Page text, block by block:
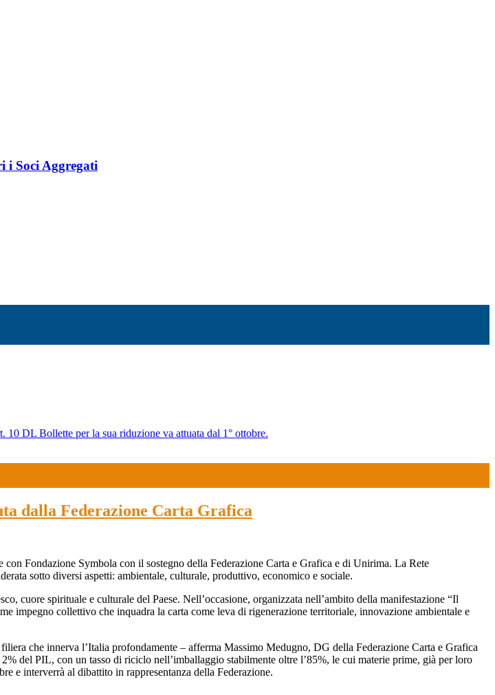
i Soci Aggregati
DL Bollette per la sua riduzione va attuata dal 1° ottobre.
dalla Federazione Carta Grafica
Fondazione Symbola con il sostegno della Federazione Carta e Grafica e di Unirima. La Rete
sotto diversi aspetti: ambientale, culturale, produttivo, economico e sociale.
cuore spirituale e culturale del Paese. Nell’occasione, organizzata nell’ambito della manifestazione “Il
impegno collettivo che inquadra la carta come leva di rigenerazione territoriale, innovazione ambientale e
che innerva l’Italia profondamente – afferma Massimo Medugno, DG della Federazione Carta e Grafica
del PIL, con un tasso di riciclo nell’imballaggio stabilmente oltre l’85%, le cui materie prime, già per loro
e interverrà al dibattito in rappresentanza della Federazione.